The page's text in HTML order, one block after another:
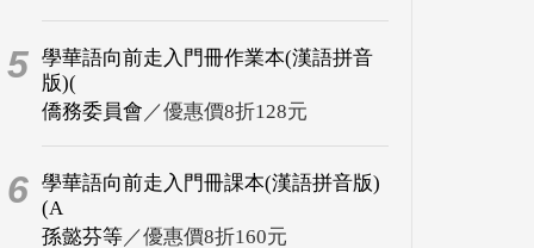
5 學華語向前走入門冊作業本(漢語拼音
版)(
僑務委員會 ／優惠價8折128元
6 學華語向前走入門冊課本(漢語拼音版)
(A
孫懿芬等／優惠價8折160元